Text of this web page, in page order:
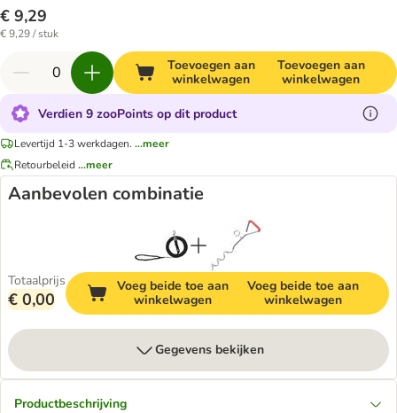
€ 9,29
€ 9,29 / stuk
Toevoegen aan
winkelwagen
Toevoegen aan
winkelwagen
Verdien 9 zooPoints op dit product
Levertijd 1-3 werkdagen. ...meer
Retourbeleid ...meer
Aanbevolen combinatie
Totaalprijs
€ 0,00
Voeg beide toe aan
winkelwagen
Voeg beide toe aan
winkelwagen
Gegevens bekijken
Productbeschrijving